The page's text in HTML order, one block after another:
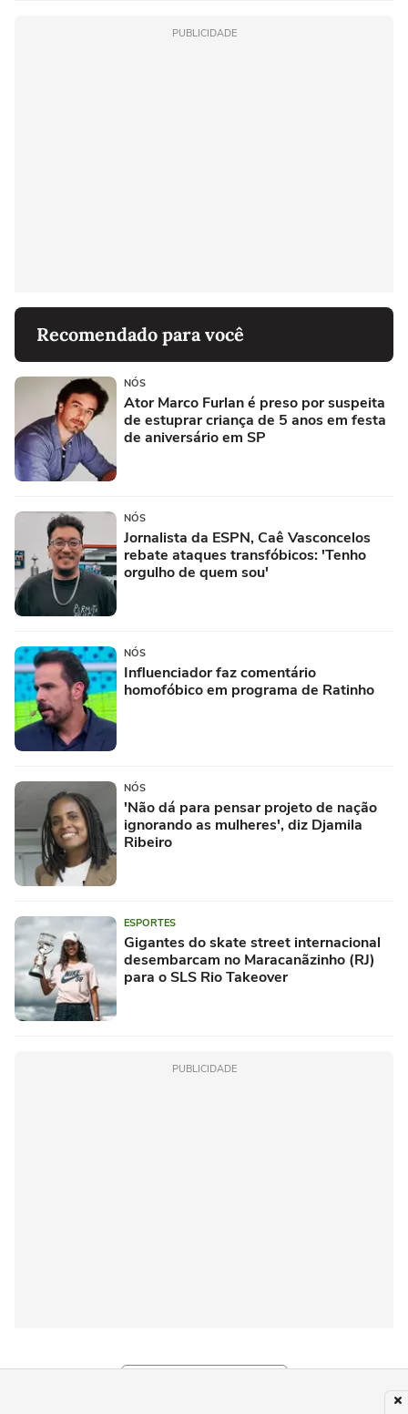
PUBLICIDADE
Recomendado para você
NÓS
Ator Marco Furlan é preso por suspeita
de estuprar criança de 5 anos em festa
de aniversário em SP
NÓS
Jornalista da ESPN, Caê Vasconcelos
rebate ataques transfóbicos: 'Tenho
orgulho de quem sou'
NÓS
Influenciador faz comentário
homofóbico em programa de Ratinho
NÓS
'Não dá para pensar projeto de nação
ignorando as mulheres', diz Djamila
Ribeiro
ESPORTES
Gigantes do skate street internacional
desembarcam no Maracanãzinho (RJ)
para o SLS Rio Takeover
PUBLICIDADE